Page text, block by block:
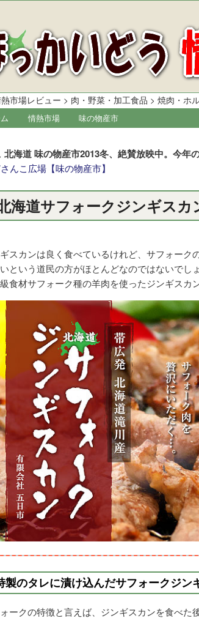
市場レビュー > 肉・野菜・加工食品 > 焼肉・ホ
情熱市場 味の物産市
海道 味の物産市2013冬、絶賛放映中。今年
海道サフォークジンギスカ
スカンは良く食べているけれど、サフォーク
という道民の方がほとんどなのではないでし
食材サフォーク種の羊肉を使ったジンギスカ
製のタレに漬け込んだサフォークジン
ークの特徴と言えば、ジンギスカンを食べた